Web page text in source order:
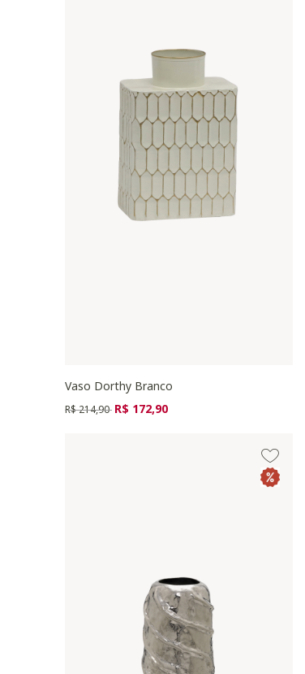
Vaso Dorthy Branco
Preço reduzido de
R$ 214,90 para
R$ 172,90